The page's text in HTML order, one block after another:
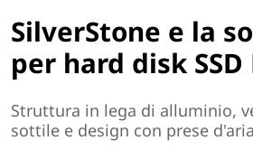
SilverStone e la
per hard disk
Struttura in lega di alluminio,
sottile e design con prese d'aria